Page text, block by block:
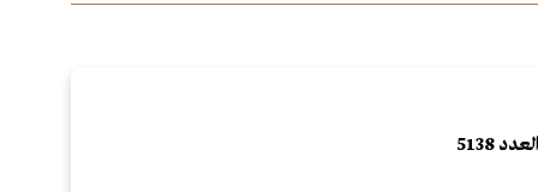
العدد 5138